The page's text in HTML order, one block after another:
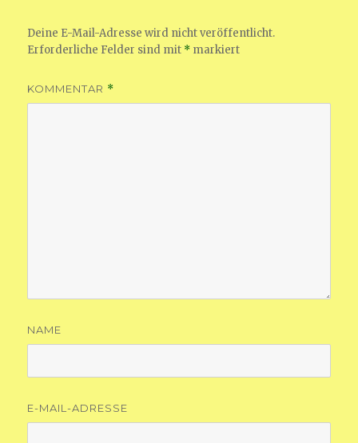
Deine E-Mail-Adresse wird nicht veröffentlicht.
Erforderliche Felder sind mit * markiert
KOMMENTAR *
NAME
E-MAIL-ADRESSE